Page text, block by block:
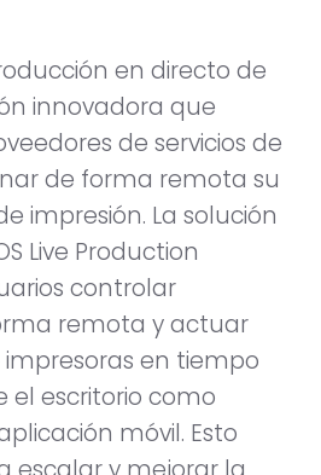
en directo de
innovadora que
de servicios de
de forma remota su
impresión. La solución
Live Production
controlar
remota y actuar
en tiempo
el escritorio como
móvil. Esto